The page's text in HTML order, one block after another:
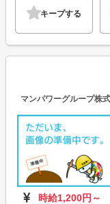
キープする
マンパワーグループ株
時給1,200円～